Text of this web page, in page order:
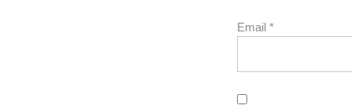
Email *